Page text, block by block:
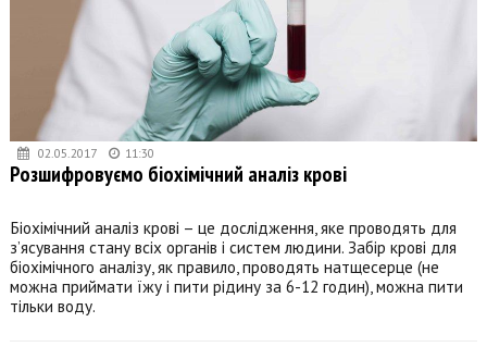
02.05.2017 11:30
Розшифровуємо біохімічний аналіз крові
Біохімічний аналіз крові – це дослідження, яке проводять для
з’ясування стану всіх органів і систем людини. Забір крові для
біохімічного аналізу, як правило, проводять натщесерце (не
можна приймати їжу і пити рідину за 6-12 годин), можна пити
тільки воду.